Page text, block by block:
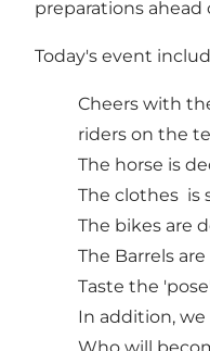
preparations ahead
Today's event
Cheers with
riders on the
The horse is
The clothes is
The bikes are
The Barrels
Taste the
In addition,